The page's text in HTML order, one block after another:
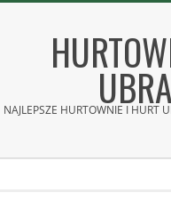
NAJLEPSZE HURTOWNIE I HURT